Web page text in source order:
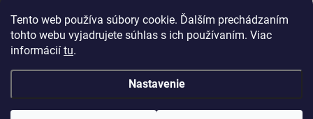
Tento web používa súbory cookie. Ďalším prechádzaním
tohto webu vyjadrujete súhlas s ich používaním. Viac
informácií tu.
Nastavenie
Altevita.sk
altevita
Copyright 2026Altevita.sk - life - health - beauty. Všetky práva vyhradené.